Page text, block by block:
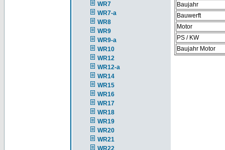
WR7
WR7-a
WR8
WR9
WR9-a
WR10
WR12
WR12-a
WR14
WR15
WR16
WR17
WR18
WR19
WR20
WR21
WR22
Baujahr
Bauwerft
Motor
PS / KW
Baujahr Motor